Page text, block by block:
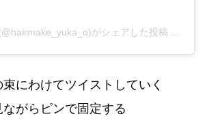
がシェアした投稿
にわけてツイストしていく
がらピンで固定する